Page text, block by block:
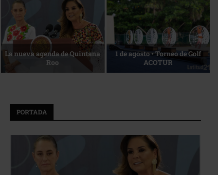
Reconocimiento de viajeros La esencia del servicio
PORTADA